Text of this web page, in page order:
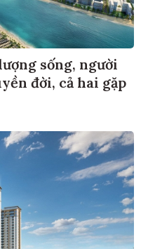
sống, người
đời, cả hai gặp